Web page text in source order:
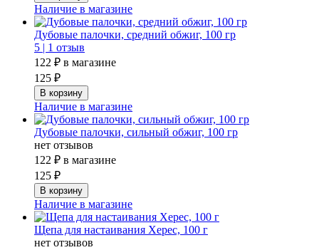
Наличие в магазине
Дубовые палочки, средний обжиг, 100 гр
5 | 1 отзыв
122 ₽ в магазине
125 ₽
Наличие в магазине
Дубовые палочки, сильный обжиг, 100 гр
нет отзывов
122 ₽ в магазине
125 ₽
Наличие в магазине
Щепа для настаивания Херес, 100 г
нет отзывов